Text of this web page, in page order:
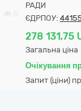
РАДИ
ЄДРПОУ:
278 131,75
Загальна ціна
Очікування
Запит (ціни)